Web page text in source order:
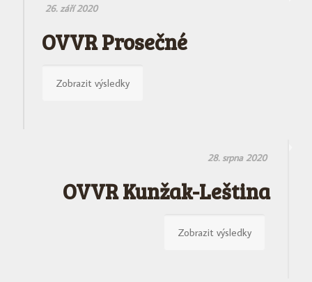
26. září 2020
OVVR Prosečné
Zobrazit výsledky
28. srpna 2020
OVVR Kunžak-Leština
Zobrazit výsledky